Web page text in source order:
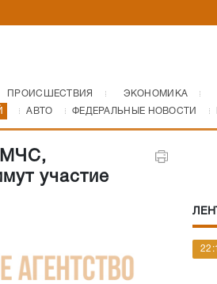
ПРОИСШЕСТВИЯ ЭКОНОМИКА
АВТО ФЕДЕРАЛЬНЫЕ НОВОСТИ
МЧС,
участие